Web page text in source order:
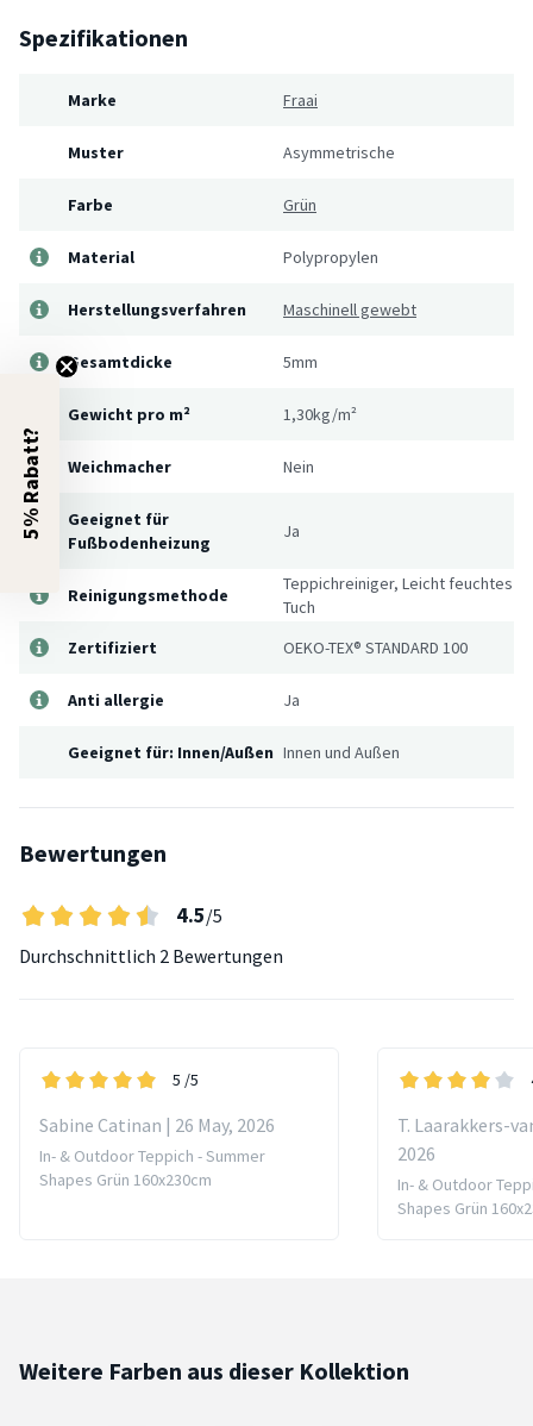
Spezifikationen
Marke Fraai
Muster Asymmetrische
Farbe Grün
Material Polypropylen
Herstellungsverfahren Maschinell gewebt
Gesamtdicke 5mm
Gewicht pro m² 1,30kg/m²
Weichmacher Nein
Geeignet für
Fußbodenheizung
Ja
Reinigungsmethode
Teppichreiniger, Leicht feuchtes
Tuch
Zertifiziert
OEKO-TEX® STANDARD 100
Anti allergie Ja
Geeignet für: Innen/Außen Innen und Außen
Bewertungen
4.5/5
Durchschnittlich 2 Bewertungen
5 /5
Sabine Catinan | 26 May, 2026
In- & Outdoor Teppich - Summer
Shapes Grün 160x230cm
T. Laarakkers-
2026
In- & Outdoor
Shapes Grün
Weitere Farben aus dieser Kollektion
5% Rabatt?